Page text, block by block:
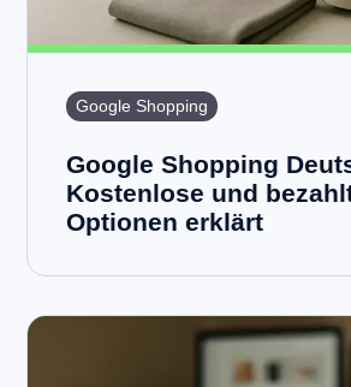
Google Shopping
Google Shopping
Kostenlose und
Optionen erklärt